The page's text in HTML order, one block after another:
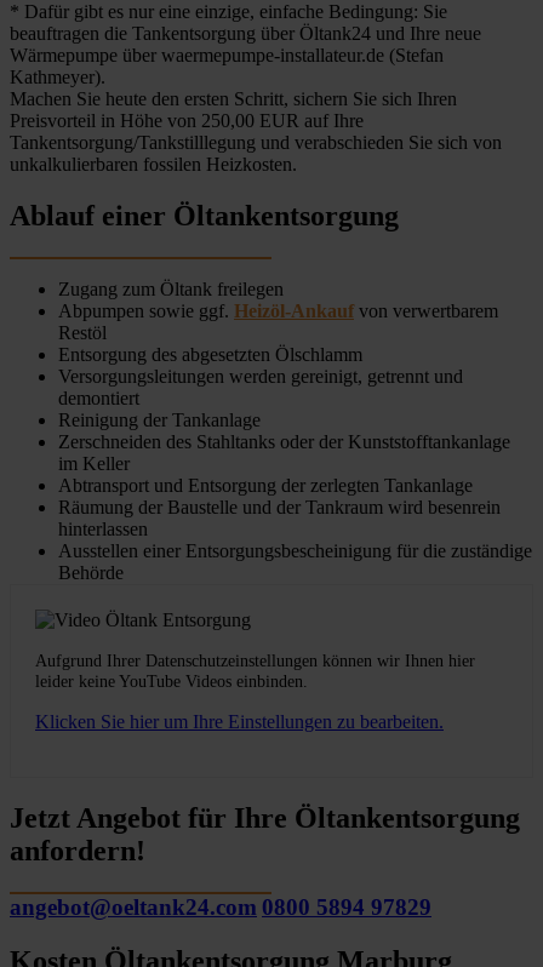
* Dafür gibt es nur eine einzige, einfache Bedingung: Sie
beauftragen die Tankentsorgung über Öltank24 und Ihre neue
Wärmepumpe über waermepumpe-installateur.de (Stefan
Kathmeyer).
Machen Sie heute den ersten Schritt, sichern Sie sich Ihren
Preisvorteil in Höhe von 250,00 EUR auf Ihre
Tankentsorgung/Tankstilllegung und verabschieden Sie sich von
unkalkulierbaren fossilen Heizkosten.
Ablauf einer Öltankentsorgung
Zugang zum Öltank freilegen
Abpumpen sowie ggf. Heizöl-Ankauf von verwertbarem
Restöl
Entsorgung des abgesetzten Ölschlamm
Versorgungsleitungen werden gereinigt, getrennt und
demontiert
Reinigung der Tankanlage
Zerschneiden des Stahltanks oder der Kunststofftankanlage
im Keller
Abtransport und Entsorgung der zerlegten Tankanlage
Räumung der Baustelle und der Tankraum wird besenrein
hinterlassen
Ausstellen einer Entsorgungsbescheinigung für die zuständige
Behörde
Aufgrund Ihrer Datenschutzeinstellungen können wir Ihnen hier
leider keine YouTube Videos einbinden.
Klicken Sie hier um Ihre Einstellungen zu bearbeiten.
Jetzt Angebot für Ihre Öltankentsorgung
anfordern!
angebot@oeltank24.com 0800 5894 97829